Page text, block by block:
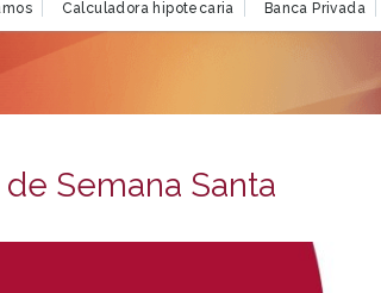
Calculadora hipotecaria Banca Privada
Semana Santa